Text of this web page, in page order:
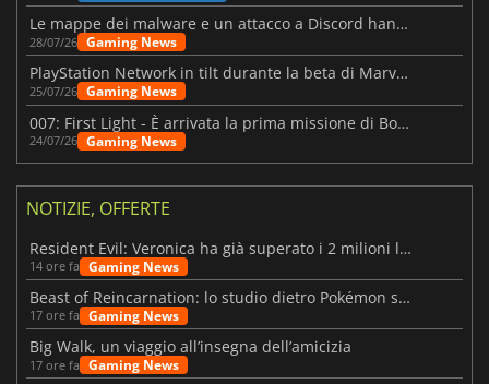
Le mappe dei malware e un attacco a Discord hanno colpito Meccha Chameleon
28/07/26 Gaming News
PlayStation Network in tilt durante la beta di Marvel Tōkon
25/07/26 Gaming News
007: First Light - È arrivata la prima missione di Bond dopo il lancio
24/07/26 Gaming News
NOTIZIE, OFFERTE
Resident Evil: Veronica ha già superato i 2 milioni liste dei desideri
14 ore fa Gaming News
Beast of Reincarnation: lo studio dietro Pokémon su una nuova strada
17 ore fa Gaming News
Big Walk, un viaggio all’insegna dell’amicizia
17 ore fa Gaming News